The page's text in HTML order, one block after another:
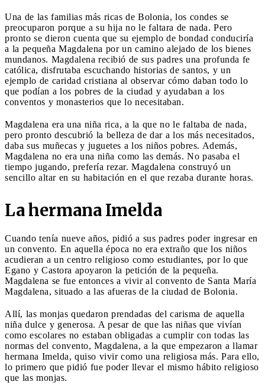
Una de las familias más ricas de Bolonia, los condes se
preocuparon porque a su hija no le faltara de nada. Pero
pronto se dieron cuenta que su ejemplo de bondad conduciría
a la pequeña Magdalena por un camino alejado de los bienes
mundanos. Magdalena recibió de sus padres una profunda fe
católica, disfrutaba escuchando historias de santos, y un
ejemplo de caridad cristiana al observar cómo daban todo lo
que podían a los pobres de la ciudad y ayudaban a los
conventos y monasterios que lo necesitaban.
Magdalena era una niña rica, a la que no le faltaba de nada,
pero pronto descubrió la belleza de dar a los más necesitados,
daba sus muñecas y juguetes a los niños pobres. Además,
Magdalena no era una niña como las demás. No pasaba el
tiempo jugando, prefería rezar. Magdalena construyó un
sencillo altar en su habitación en el que rezaba durante horas.
La hermana Imelda
Cuando tenía nueve años, pidió a sus padres poder ingresar en
un convento. En aquella época no era extraño que los niños
acudieran a un centro religioso como estudiantes, por lo que
Egano y Castora apoyaron la petición de la pequeña.
Magdalena se fue entonces a vivir al convento de Santa María
Magdalena, situado a las afueras de la ciudad de Bolonia.
Allí, las monjas quedaron prendadas del carisma de aquella
niña dulce y generosa. A pesar de que las niñas que vivían
como escolares no estaban obligadas a cumplir con todas las
normas del convento, Magdalena, a la que empezaron a llamar
hermana Imelda, quiso vivir como una religiosa más. Para ello,
lo primero que pidió fue poder llevar el mismo hábito religioso
que las monjas.